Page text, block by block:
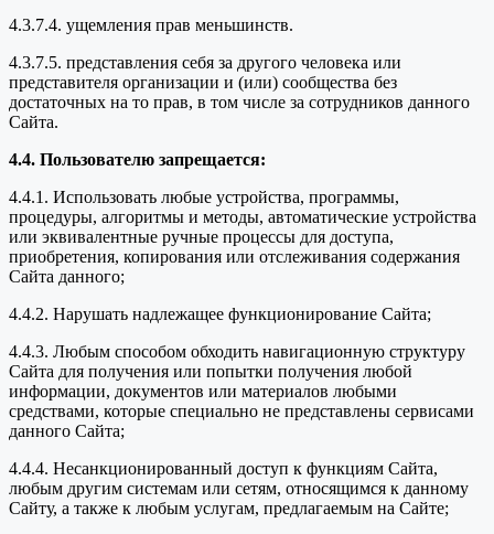
4.3.7.4. ущемления прав меньшинств.
4.3.7.5. представления себя за другого человека или
представителя организации и (или) сообщества без
достаточных на то прав, в том числе за сотрудников данного
Сайта.
4.4. Пользователю запрещается:
4.4.1. Использовать любые устройства, программы,
процедуры, алгоритмы и методы, автоматические устройства
или эквивалентные ручные процессы для доступа,
приобретения, копирования или отслеживания содержания
Сайта данного;
4.4.2. Нарушать надлежащее функционирование Сайта;
4.4.3. Любым способом обходить навигационную структуру
Сайта для получения или попытки получения любой
информации, документов или материалов любыми
средствами, которые специально не представлены сервисами
данного Сайта;
4.4.4. Несанкционированный доступ к функциям Сайта,
любым другим системам или сетям, относящимся к данному
Сайту, а также к любым услугам, предлагаемым на Сайте;